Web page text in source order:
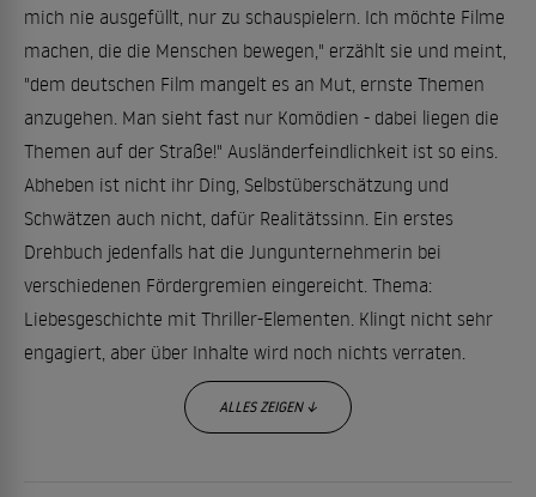
mich nie ausgefüllt, nur zu schauspielern. Ich möchte Filme
machen, die die Menschen bewegen," erzählt sie und meint,
"dem deutschen Film mangelt es an Mut, ernste Themen
anzugehen. Man sieht fast nur Komödien - dabei liegen die
Themen auf der Straße!" Ausländerfeindlichkeit ist so eins.
Abheben ist nicht ihr Ding, Selbstüberschätzung und
Schwätzen auch nicht, dafür Realitätssinn. Ein erstes
Drehbuch jedenfalls hat die Jungunternehmerin bei
verschiedenen Fördergremien eingereicht. Thema:
Liebesgeschichte mit Thriller-Elementen. Klingt nicht sehr
engagiert, aber über Inhalte wird noch nichts verraten.
ALLES ZEIGEN ↓